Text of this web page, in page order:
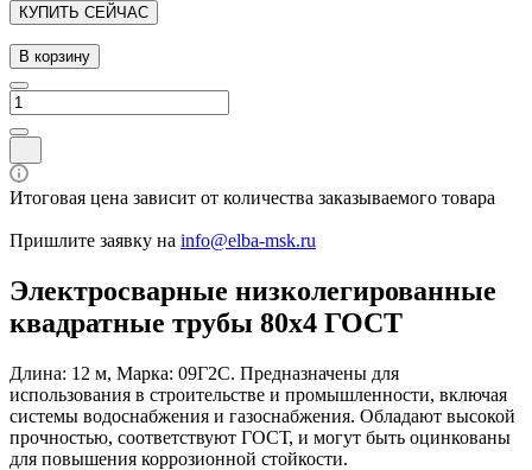
КУПИТЬ СЕЙЧАС
В корзину
Итоговая цена зависит от количества заказываемого товара
Пришлите заявку на info@elba-msk.ru
Электросварные низколегированные
квадратные трубы 80х4 ГОСТ
Длина: 12 м, Марка: 09Г2С. Предназначены для
использования в строительстве и промышленности, включая
системы водоснабжения и газоснабжения. Обладают высокой
прочностью, соответствуют ГОСТ, и могут быть оцинкованы
для повышения коррозионной стойкости.